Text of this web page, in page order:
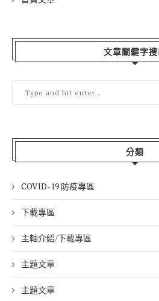
文章關鍵字搜
分類
COVID-19 防疫專區
下載專區
主軸介紹/下載專區
主題文章
主題文章